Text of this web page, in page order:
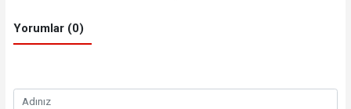
Yorumlar (0)